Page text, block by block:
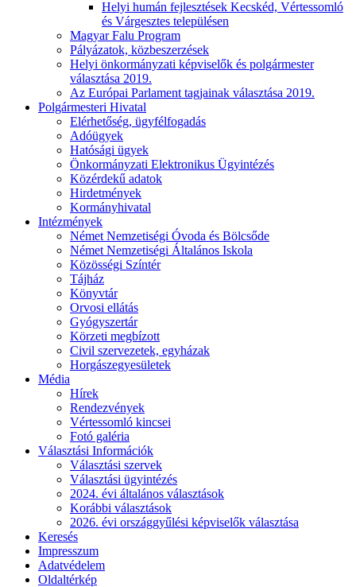
Helyi humán fejlesztések Kecskéd, Vértessomló
és Várgesztes településen
Magyar Falu Program
Pályázatok, közbeszerzések
Helyi önkormányzati képviselők és polgármester
választása 2019.
Az Európai Parlament tagjainak választása 2019.
Polgármesteri Hivatal
Elérhetőség, ügyfélfogadás
Adóügyek
Hatósági ügyek
Önkormányzati Elektronikus Ügyintézés
Közérdekű adatok
Hirdetmények
Kormányhivatal
Intézmények
Német Nemzetiségi Óvoda és Bölcsőde
Német Nemzetiségi Általános Iskola
Közösségi Színtér
Tájház
Könyvtár
Orvosi ellátás
Gyógyszertár
Körzeti megbízott
Civil szervezetek, egyházak
Horgászegyesületek
Média
Hírek
Rendezvények
Vértessomló kincsei
Fotó galéria
Választási Információk
Választási szervek
Választási ügyintézés
2024. évi általános választások
Korábbi választások
2026. évi országgyűlési képviselők választása
Keresés
Impresszum
Adatvédelem
Oldaltérkép